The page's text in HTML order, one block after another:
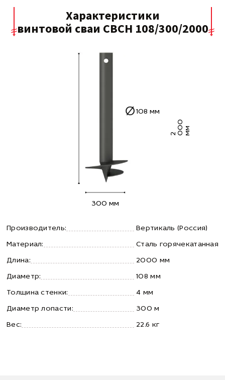
Характеристики
винтовой сваи СВСН 108/300/2000
2
0 0
0
м м
300 мм
108 мм
Производитель: Вертикаль (Россия)
Материал: Сталь горячекатанная
Длина: 2000 мм
Диаметр: 108 мм
Толщина стенки: 4 мм
Диаметр лопасти: 300 м
Вес: 22.6 кг